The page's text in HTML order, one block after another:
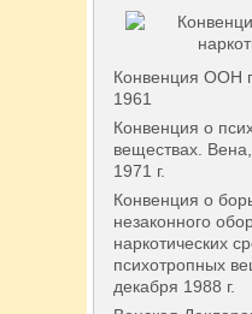
Конвенция ООН
1961
Конвенция о
веществах.
1971 г.
Конвенция о
незаконного
наркотических
психотропных
декабря 1988 г.